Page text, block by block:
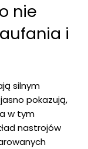
nie
i
silnym
pokazują,
w tym
nastrojów